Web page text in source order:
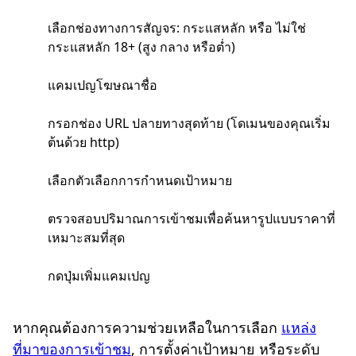
เลือกช่องทางการสัญจร: กระแสหลัก หรือ ไม่ใช่
กระแสหลัก 18+ (สูง กลาง หรือต่ำ)
แคมเปญโฆษณาชื่อ
กรอกช่อง URL ปลายทางสุดท้าย (โดเมนของคุณเริ่ม
ต้นด้วย http)
เลือกตัวเลือกการกำหนดเป้าหมาย
ตรวจสอบปริมาณการเข้าชมเพื่อค้นหารูปแบบราคาที่
เหมาะสมที่สุด
กดปุ่มเพิ่มแคมเปญ
หากคุณต้องการความช่วยเหลือในการเลือก แหล่ง
ที่มาของการเข้าชม, การตั้งค่าเป้าหมาย หรือระดับ